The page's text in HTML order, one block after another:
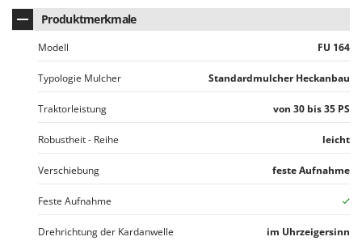
Mastercook
McCulloch
MCH
Michelin
Mille
Mockmill
More than chef
MOSA
MOVA
Produktmerkmale
Modell FU 164
Typologie Mulcher Standardmulcher Heckanbau
Traktorleistung von 30 bis 35 PS
Robustheit - Reihe leicht
Verschiebung feste Aufnahme
Feste Aufnahme
Drehrichtung der Kardanwelle im Uhrzeigersinn